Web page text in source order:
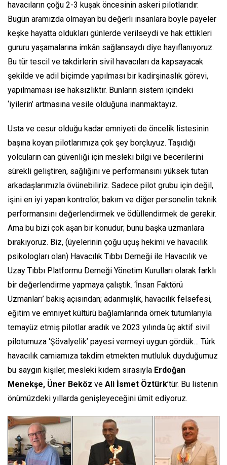
havacıların çoğu 2-3 kuşak öncesinin askeri pilotlarıdır.
Bugün aramızda olmayan bu değerli insanlara böyle payeler
keşke hayatta oldukları günlerde verilseydi ve hak ettikleri
gururu yaşamalarına imkân sağlansaydı diye hayıflanıyoruz.
Bu tür tescil ve takdirlerin sivil havacıları da kapsayacak
şekilde ve adil biçimde yapılması bir kadirşinaslık görevi,
yapılmaması ise haksızlıktır. Bunların sistem içindeki
‘iyilerin’ artmasına vesile olduğuna inanmaktayız.
Usta ve cesur olduğu kadar emniyeti de öncelik listesinin
başına koyan pilotlarımıza çok şey borçluyuz. Taşıdığı
yolcuların can güvenliği için mesleki bilgi ve becerilerini
sürekli geliştiren, sağlığını ve performansını yüksek tutan
arkadaşlarımızla övünebiliriz. Sadece pilot grubu için değil,
işini en iyi yapan kontrolör, bakım ve diğer personelin teknik
performansını değerlendirmek ve ödüllendirmek de gerekir.
Ama bu bizi çok aşan bir konudur; bunu başka uzmanlara
bırakıyoruz. Biz, (üyelerinin çoğu uçuş hekimi ve havacılık
psikologları olan) Havacılık Tıbbı Derneği ile Havacılık ve
Uzay Tıbbı Platformu Derneği Yönetim Kurulları olarak farklı
bir değerlendirme yapmaya çalıştık. ‘İnsan Faktörü
Uzmanları’ bakış açısından; adanmışlık, havacılık felsefesi,
eğitim ve emniyet kültürü bağlamlarında örnek tutumlarıyla
temayüz etmiş pilotlar aradık ve 2023 yılında üç aktif sivil
pilotumuza ‘Şövalyelik’ payesi vermeyi uygun gördük… Türk
havacılık camiamıza takdim etmekten mutluluk duyduğumuz
bu saygın kişiler, mesleki kıdem sırasıyla Erdoğan
Menekşe, Üner Beköz ve Ali İsmet Öztürk’tür. Bu listenin
önümüzdeki yıllarda genişleyeceğini ümit ediyoruz.